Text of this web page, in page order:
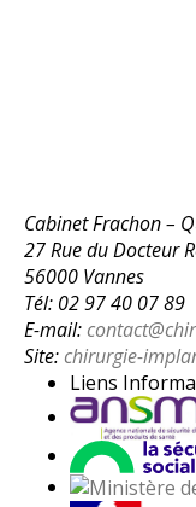
Cabinet Frachon –
27 Rue du Docteur
56000 Vannes
Tél: 02 97 40 07 89
E-mail:
Site:chirurgie-
Liens